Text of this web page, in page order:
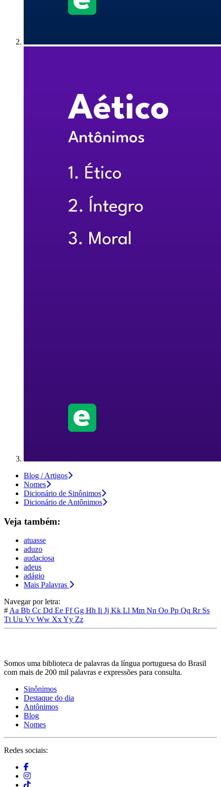
Blog / Artigos
Nomes
Dicionário de Sinônimos
Dicionário de Antônimos
Veja também:
atuasse
aduzo
audaciosa
adeus
adágio
Mais Palavras
Navegar por letra:
#Aa Bb Cc Dd Ee FfGg Hh Ii Jj Kk Ll Mm Nn Oo Pp Qq Rr Ss
TtUu Vv Ww XxYy Zz
Somos uma biblioteca de palavras da língua portuguesa do Brasil
com mais de 200 mil palavras e expressões para consulta.
Sinônimos
Destaque do dia
Antônimos
Blog
Nomes
Redes sociais: